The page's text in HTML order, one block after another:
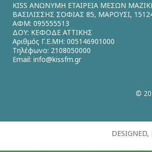
KISS ΑΝΩΝΥΜΗ ΕΤΑΙΡΕΙΑ ΜΕΣΩΝ
ΒΑΣΙΛΙΣΣΗΣ ΣΟΦΙΑΣ 85, ΜΑΡΟΥΣΙ,
ΑΦΜ: 095555513
ΔΟΥ: ΚΕΦΟΔΕ ΑΤΤΙΚΗΣ
Αριθμός Γ.Ε.ΜΗ: 005146901000
Τηλέφωνο: 2108050000
Email: info@kissfm.gr
©